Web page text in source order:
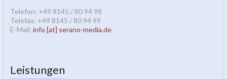
Telefon: +49 8145 / 80 94 98
Telefax: +49 8145 / 80 94 99
E-Mail: info [at] serano-media.de
Leistungen